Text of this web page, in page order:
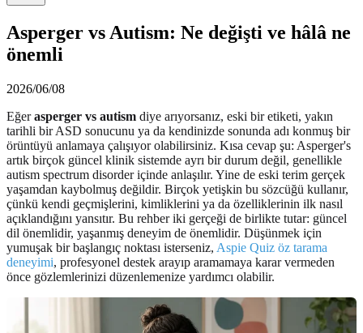
Asperger vs Autism: Ne değişti ve hâlâ ne
önemli
2026/06/08
Eğerasperger vs autism diye arıyorsanız, eski bir etiketi, yakın
tarihli bir ASD sonucunu ya da kendinizde sonunda adı konmuş bir
örüntüyü anlamaya çalışıyor olabilirsiniz. Kısa cevap şu: Asperger's
artık birçok güncel klinik sistemde ayrı bir durum değil, genellikle
autism spectrum disorder içinde anlaşılır. Yine de eski terim gerçek
yaşamdan kaybolmuş değildir. Birçok yetişkin bu sözcüğü kullanır,
çünkü kendi geçmişlerini, kimliklerini ya da özelliklerinin ilk nasıl
açıklandığını yansıtır. Bu rehber iki gerçeği de birlikte tutar: güncel
dil önemlidir, yaşanmış deneyim de önemlidir. Düşünmek için
yumuşak bir başlangıç noktası isterseniz, Aspie Quiz öz tarama
deneyimi, profesyonel destek arayıp aramamaya karar vermeden
önce gözlemlerinizi düzenlemenize yardımcı olabilir.